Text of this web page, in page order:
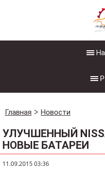
Главная Новости
УЛУЧШЕННЫЙ
НОВЫЕ БАТАРЕИ
11.09.2015 03:36